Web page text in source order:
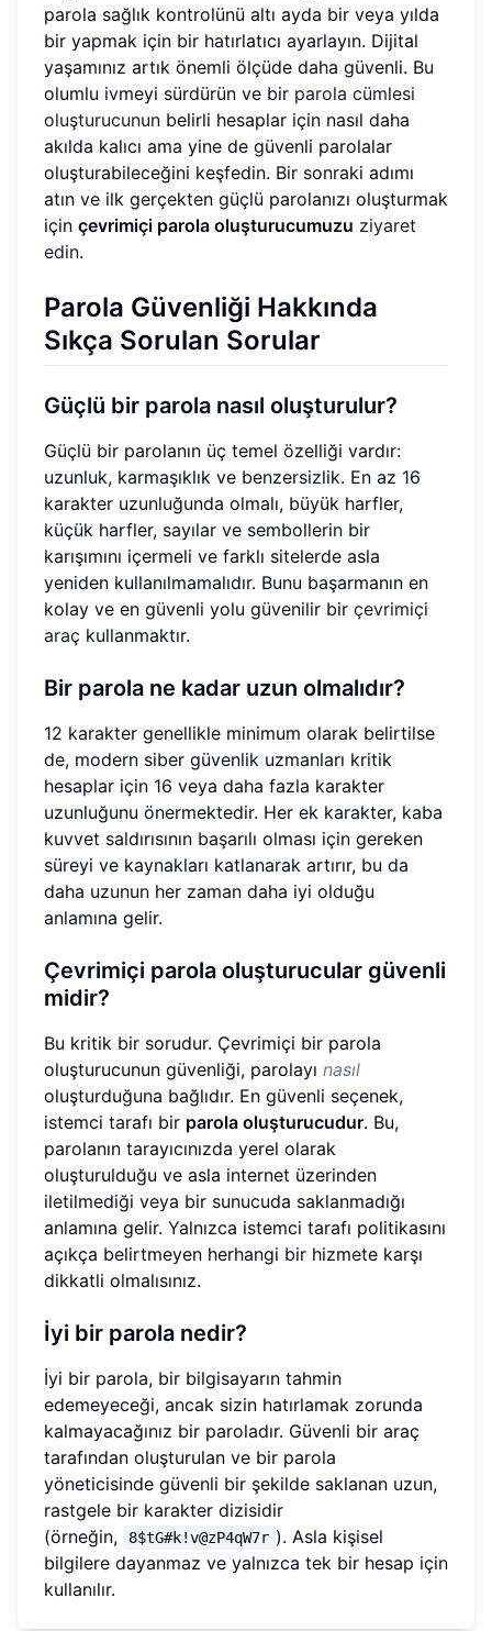
parola sağlık kontrolünü altı ayda bir veya yılda
bir yapmak için bir hatırlatıcı ayarlayın. Dijital
yaşamınız artık önemli ölçüde daha güvenli. Bu
olumlu ivmeyi sürdürün ve bir parola cümlesi
oluşturucunun belirli hesaplar için nasıl daha
akılda kalıcı ama yine de güvenli parolalar
oluşturabileceğini keşfedin. Bir sonraki adımı
atın ve ilk gerçekten güçlü parolanızı oluşturmak
için çevrimiçi parola oluşturucumuzu ziyaret
edin.
Parola Güvenliği Hakkında
Sıkça Sorulan Sorular
Güçlü bir parola nasıl oluşturulur?
Güçlü bir parolanın üç temel özelliği vardır:
uzunluk, karmaşıklık ve benzersizlik. En az 16
karakter uzunluğunda olmalı, büyük harfler,
küçük harfler, sayılar ve sembollerin bir
karışımını içermeli ve farklı sitelerde asla
yeniden kullanılmamalıdır. Bunu başarmanın en
kolay ve en güvenli yolu güvenilir bir çevrimiçi
araç kullanmaktır.
Bir parola ne kadar uzun olmalıdır?
12 karakter genellikle minimum olarak belirtilse
de, modern siber güvenlik uzmanları kritik
hesaplar için 16 veya daha fazla karakter
uzunluğunu önermektedir. Her ek karakter, kaba
kuvvet saldırısının başarılı olması için gereken
süreyi ve kaynakları katlanarak artırır, bu da
daha uzunun her zaman daha iyi olduğu
anlamına gelir.
Çevrimiçi parola oluşturucular güvenli
midir?
Bu kritik bir sorudur. Çevrimiçi bir parola
oluşturucunun güvenliği, parolayı nasıl
oluşturduğuna bağlıdır. En güvenli seçenek,
istemci tarafı bir parola oluşturucudur. Bu,
parolanın tarayıcınızda yerel olarak
oluşturulduğu ve asla internet üzerinden
iletilmediği veya bir sunucuda saklanmadığı
anlamına gelir. Yalnızca istemci tarafı politikasını
açıkça belirtmeyen herhangi bir hizmete karşı
dikkatli olmalısınız.
İyi bir parola nedir?
İyi bir parola, bir bilgisayarın tahmin
edemeyeceği, ancak sizin hatırlamak zorunda
kalmayacağınız bir paroladır. Güvenli bir araç
tarafından oluşturulan ve bir parola
yöneticisinde güvenli bir şekilde saklanan uzun,
rastgele bir karakter dizisidir
(örneğin,
8$tG#k!v@zP4qW7r ). Asla kişisel
bilgilere dayanmaz ve yalnızca tek bir hesap için
kullanılır.